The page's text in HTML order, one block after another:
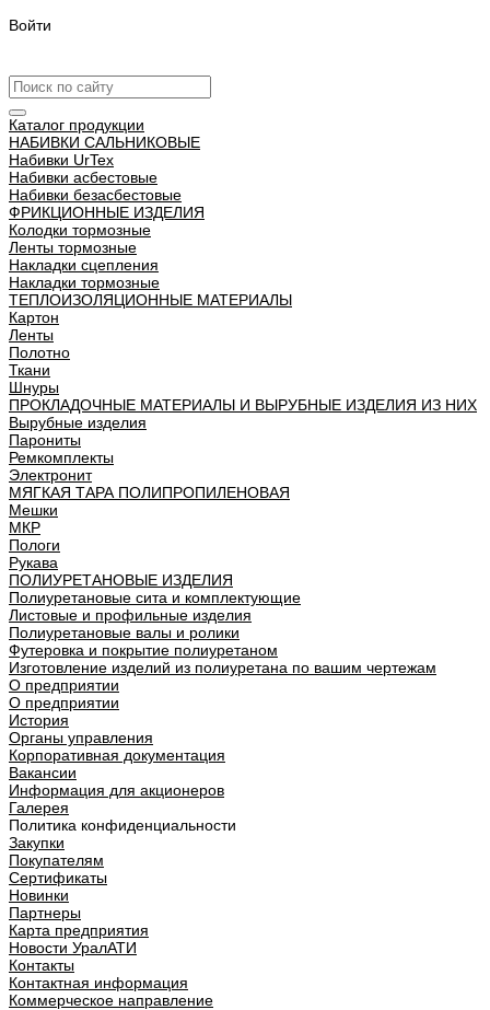
Войти
Каталог продукции
НАБИВКИ САЛЬНИКОВЫЕ
Набивки UrTex
Набивки асбестовые
Набивки безасбестовые
ФРИКЦИОННЫЕ ИЗДЕЛИЯ
Колодки тормозные
Ленты тормозные
Накладки сцепления
Накладки тормозные
ТЕПЛОИЗОЛЯЦИОННЫЕ МАТЕРИАЛЫ
Картон
Ленты
Полотно
Ткани
Шнуры
ПРОКЛАДОЧНЫЕ МАТЕРИАЛЫ И ВЫРУБНЫЕ ИЗДЕЛИЯ ИЗ НИХ
Вырубные изделия
Парониты
Ремкомплекты
Электронит
МЯГКАЯ ТАРА ПОЛИПРОПИЛЕНОВАЯ
Мешки
МКР
Пологи
Рукава
ПОЛИУРЕТАНОВЫЕ ИЗДЕЛИЯ
Полиуретановые сита и комплектующие
Листовые и профильные изделия
Полиуретановые валы и ролики
Футеровка и покрытие полиуретаном
Изготовление изделий из полиуретана по вашим чертежам
О предприятии
О предприятии
История
Органы управления
Корпоративная документация
Вакансии
Информация для акционеров
Галерея
Политика конфиденциальности
Закупки
Покупателям
Сертификаты
Новинки
Партнеры
Карта предприятия
Новости УралАТИ
Контакты
Контактная информация
Коммерческое направление